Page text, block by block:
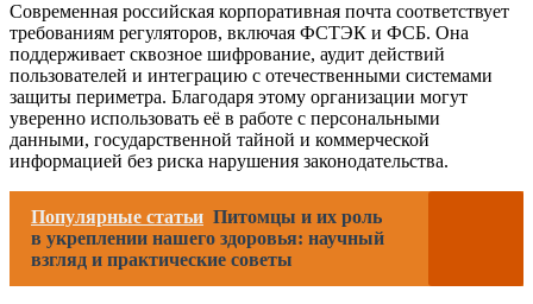
Современная российская корпоративная почта соответствует
требованиям регуляторов, включая ФСТЭК и ФСБ. Она
поддерживает сквозное шифрование, аудит действий
пользователей и интеграцию с отечественными системами
защиты периметра. Благодаря этому организации могут
уверенно использовать её в работе с персональными
данными, государственной тайной и коммерческой
информацией без риска нарушения законодательства.
Популярные статьи Питомцы и их роль
в укреплении нашего здоровья: научный
взгляд и практические советы